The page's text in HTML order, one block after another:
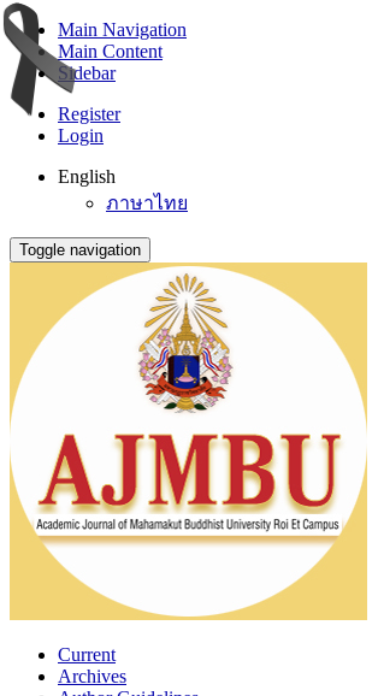
Main Navigation
Main Content
Sidebar
Register
Login
English
ภาษาไทย
Toggle navigation
Current
Archives